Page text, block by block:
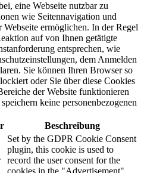
eine Webseite nutzbar zu
wie Seitennavigation und
ermöglichen. In der Regel
auf von Ihnen getätigte
entsprechen, wie
dem Anmelden
Sie können Ihren Browser so
oder Sie über diese Cookies
der Website funktionieren
keine personenbezogenen
Beschreibung
Set by the GDPR Cookie Consent
plugin, this cookie is used to
record the user consent for the